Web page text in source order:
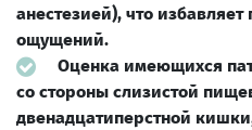
анестезией), что
ощущений.
Оценка имеющихся
со стороны слизистой
двенадцатиперстной